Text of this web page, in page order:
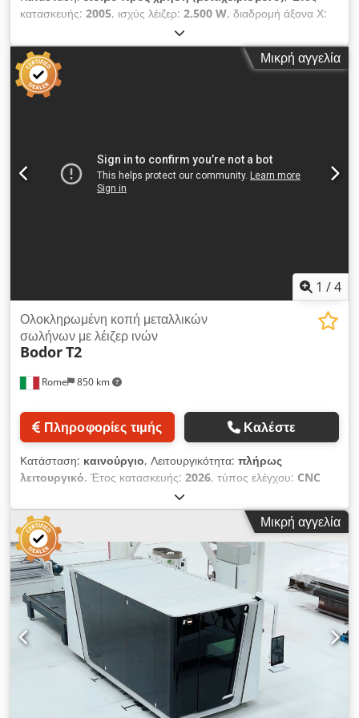
mm • Ονομαστική μορφή φύλλου: 4.000 × 2.000 mm • Πάχος
φύλλου (φόρτωση και εκφόρτωση): 0,8–20 mm • Μέγιστο
βάρος φύλλου: 1.300 kg • Μέγιστο βάρος παλέτας πρώτης
ύλης: 3.000 kg • Μέγιστο ύψος παλέτας πρώτης ύλης: 240
mm • Μέγιστο ύψος παλέτας κομμένων τεμαχίων: 350 mm •
Τυπικός χρόνος κύκλου: 75 s • Βάρος μονάδας: 7.200 kg •
κατασκευής: 2005, ισχύς λέιζερ: 2.500 W, διαδρομή άξονα Χ:
1.270 χιλ.
375 χιλ., αριθμός αξόνων:7, Αυτό το μηχάνημα 7 αξόνων
τύπου Mazak 3D Fabri Gear 150 κατασκευάστηκε το 2005.
Διαθέτει εντυπωσιακή διαδρομή μετακίνησης 8750 mm στον
άξονα X, 1270 mm στον άξονα Y και 375 mm στον άξονα Z. Το
προτείνουμε να εξετάσετε το Mazak 3D Fabri Gear 150 που
προσφέρουμε προς πώληση. Επικοινωνήστε μαζί μας για
περισσότερες λεπτομέρειες. • Διαδρομές αξόνων: • X: 8750
Μικρή αγγελία
1 /4
Rome 850 km
Ολοκληρωμένη κοπή μεταλλικών
σωλήνων με λέιζερ ινών
BodorT2
Πληροφορίες τιμής Καλέστε
Κατάσταση: καινούργιο, Λειτουργικότητα: πλήρως
λειτουργικό, Έτος κατασκευής: 2026, τύπος ελέγχου: CNC
, βαθμός αυτοματοποίησης:
ενεργοποίησης:ηλεκτρικός, Μηχανή κοπής μεταλλικών
σωλήνων με λέιζερ ινών πολλαπλών λειτουργιών που βοηθούν
τη μηχανή κοπής σωλήνων λέιζερ να χρησιμοποιηθεί σε
πολλές διαδικασίες κοπής σωλήνων. Το λεπτό ακροφύσιο
επιτρέπει στην κοπτική μηχανή σωλήνων λέιζερ να αποφεύγει
τις παρεμβολές και να κόβει διάφορους τύπους σωλήνων,
συμπεριλαμβανομένων σωλήνων ειδικού σχήματος όπως H-
Beam, P-Beam, I-Beam κ.λπ. Η σύσφιξη της μηχανής κοπής
γίνεται βολική, εύκολη και γρήγορη, με 3 δευτερόλεπτα το
συντομότερο για τη σύσφιξη και υψηλή ακρίβεια επανάληψης Η
απόδοση και η αποδοτικότητα της κοπής βελτιώνονται με τη
διατήρηση σταθερής ροής αερίου με μικρές αναταράξεις. Το
BodorGenius, σε συνδυασμό με την αστραπιαία διαδικασία
Μικρή αγγελία